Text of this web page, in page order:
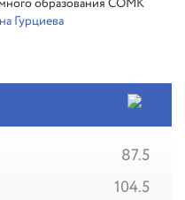
образования СОМК
Гурциева
87.5
104.5